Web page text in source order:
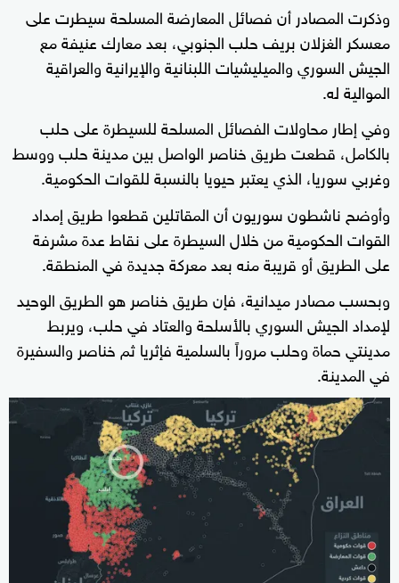
وذكرت المصادر أن فصائل المعارضة المسلحة سيطرت على
معسكر الغزلان بريف حلب الجنوبي، بعد معارك عنيفة مع
الجيش السوري والميليشيات اللبنانية والإيرانية والعراقية
الموالية له.
وفي إطار محاولات الفصائل المسلحة للسيطرة على حلب
بالكامل، قطعت طريق خناصر الواصل بين مدينة حلب ووسط
وغربي سوريا، الذي يعتبر حيويا بالنسبة للقوات الحكومية.
وأوضح ناشطون سوريون أن المقاتلين قطعوا طريق إمداد
القوات الحكومية من خلال السيطرة على نقاط عدة مشرفة
على الطريق أو قريبة منه بعد معركة جديدة في المنطقة.
وبحسب مصادر ميدانية، فإن طريق خناصر هو الطريق الوحيد
لإمداد الجيش السوري بالأسلحة والعتاد في حلب، ويربط
مدينتي حماة وحلب مروراً بالسلمية فإثريا ثم خناصر والسفيرة
في المدينة.